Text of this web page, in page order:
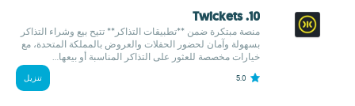
10. Twickets
منصة مبتكرة ضمن **تطبيقات التذاكر** تتيح بيع وشراء التذاكر
بسهولة وآمان لحضور الحفلات والعروض بالمملكة المتحدة، مع
خيارات مخصصة للعثور على التذاكر المناسبة أو بيعها...
5.0 تنزيل